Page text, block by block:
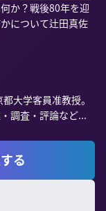
か？戦後80年を迎
について辻田真佐
大学客員准教授。
調査・評論など...
る